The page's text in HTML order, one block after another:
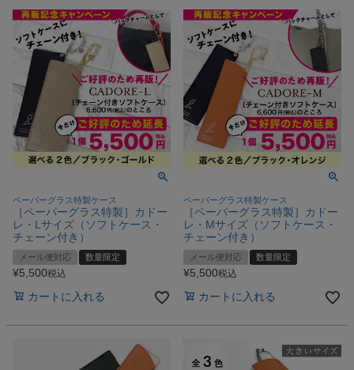
ペーパーグラス特製ケース
［ペーパーグラス特製］カドー
レ・Lサイズ（ソフトケース・
チェーン付き）
メール便対応 数量限定
¥5,500税込
カートに入れる
ペーパーグラス特製ケース
［ペーパーグラス特製］カドー
レ・Mサイズ（ソフトケース・
チェーン付き）
メール便対応 数量限定
¥5,500税込
カートに入れる